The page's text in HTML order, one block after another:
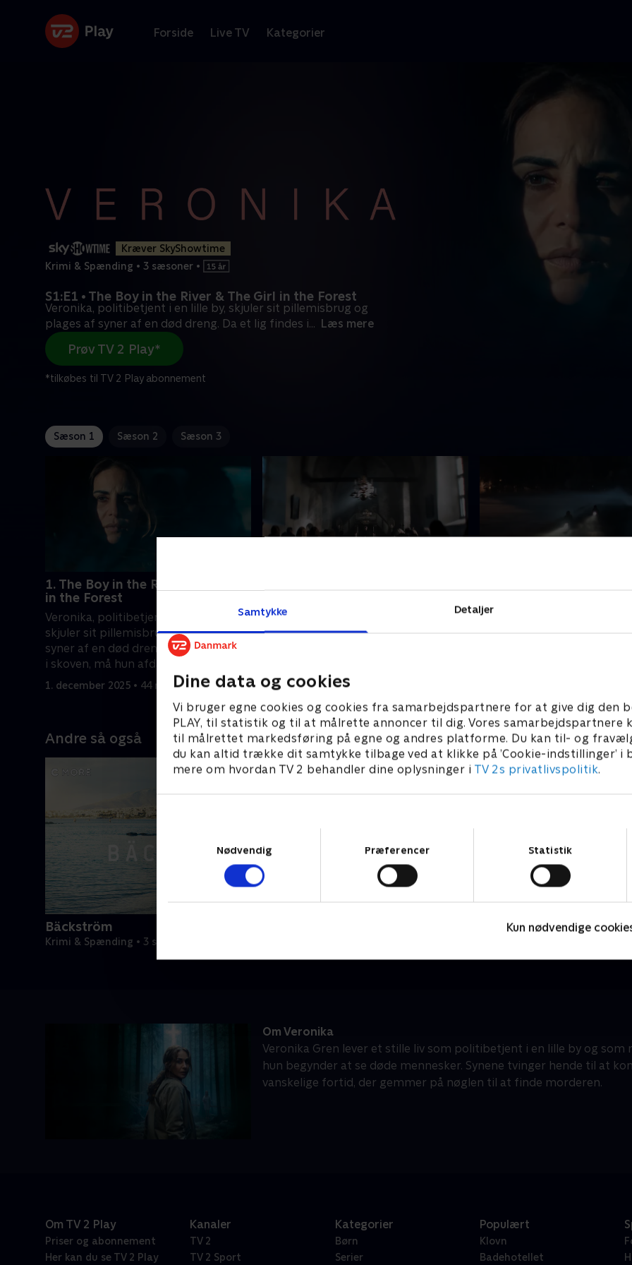
Samtykke Detaljer
Dine data og cookies
Vi bruger egne cookies og cookies fra samarbejdspartnere for at give dig den
PLAY, til statistik og til at målrette annoncer til dig. Vores samarbejdspartnere
til målrettet markedsføring på egne og andres platforme. Du kan til- og
du kan altid trække dit samtykke tilbage ved at klikke på ’Cookie-indstillinger’ i
mere om hvordan TV 2 behandler dine oplysninger i TV 2s privatlivspolitik.
Nødvendig
Præferencer Statistik
Kun nødvendige
Forside Live TV Kategorier
Kræver SkyShowtime
Krimi & Spænding • 3 sæsoner •
S1:E1 • The Boy in the River & The Girl in the Forest
Veronika, politibetjent i en lille by, skjuler sit pillemisbrug og
plages af syner af en død dreng. Da et lig findes i... Læs mere
Prøv TV 2 Play*
*tilkøbes til TV 2 Play abonnement
Sæson 1 Sæson 2 Sæson 3
1. The Boy in the River & The Girl
in the Forest
Veronika, politibetjent i en lille by,
skjuler sit pillemisbrug og plages af
syner af en død dreng. Da et lig findes
i skoven, må hun afdække sandheden.
1. december 2025 • 44 min
Da liget sættes i forbindelse med en
ung kvindes tidligere forsvinden,
indser Veronika, at der er en
29. marts 2024 • 44 min
Nye beviser peger på en
mordmistænkt, og rygterne
Andre så også
Bäckström
Krimi & Spænding • 3 sæsoner
Om Veronika
Veronika Gren lever et stille liv som politibetjent i en lille by og
hun begynder at se døde mennesker. Synene tvinger hende til at
vanskelige fortid, der gemmer på nøglen til at finde morderen.
Om TV 2 Play
Priser og abonnement
Her kan du se TV 2 Play
Kanaler
TV 2
TV 2 Sport
Kategorier
Børn
Serier
Populært
Klovn
Badehotellet